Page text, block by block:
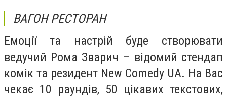
ВАГОН РЕСТОРАН
Емоції та настрій буде створювати
ведучий Рома Зварич – відомий стендап
комік та резидент New Comedy UA. На Вас
чекає 10 раундів, 50 цікавих текстових,